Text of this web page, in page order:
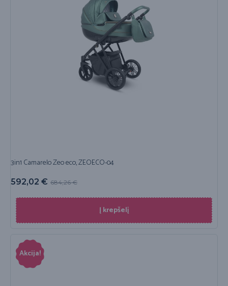
3in1 Camarelo Zeo eco, ZEOECO-04
684,26€
592,02 €
Į krepšelį
Akcija!